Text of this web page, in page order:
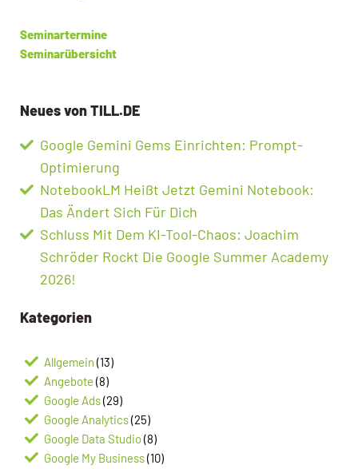
Seminartermine
Seminarübersicht
Neues von TILL.DE
Google Gemini Gems Einrichten: Prompt-
Optimierung
NotebookLM Heißt Jetzt Gemini Notebook:
Das Ändert Sich Für Dich
Schluss Mit Dem KI-Tool-Chaos: Joachim
Schröder Rockt Die Google Summer Academy
2026!
Kategorien
Allgemein (13)
Angebote (8)
Google Ads(29)
Google Analytics(25)
Google Data Studio(8)
Google My Business(10)